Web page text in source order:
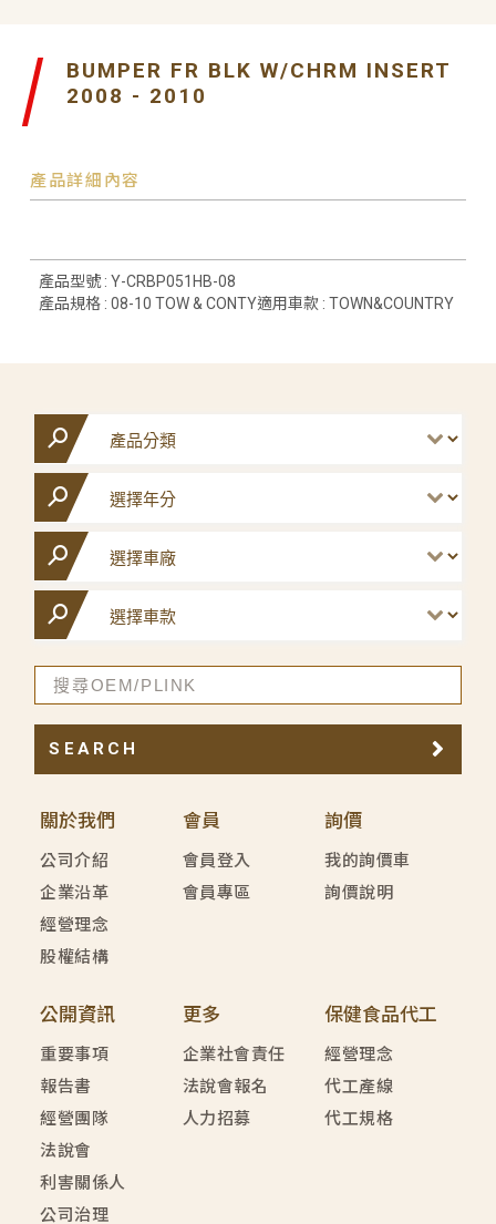
BUMPER FR BLK W/CHRM INSERT
2008 - 2010
產品詳細內容
產品型號 : Y-CRBP051HB-08
產品規格 : 08-10 TOW & CONTY適用車款 : TOWN&COUNTRY
關於我們
公司介紹
企業沿革
經營理念
股權結構
會員
會員登入
會員專區
詢價
我的詢價車
詢價說明
公開資訊
重要事項
報告書
經營團隊
法說會
利害關係人
公司治理
更多
企業社會責任
法說會報名
人力招募
保健食品代工
經營理念
代工產線
代工規格
SEARCH